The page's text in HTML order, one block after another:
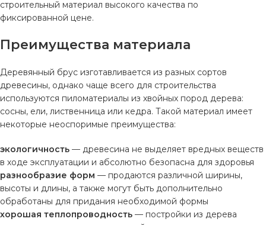
строительный материал высокого качества по
фиксированной цене.
Преимущества материала
Деревянный брус изготавливается из разных сортов
древесины, однако чаще всего для строительства
используются пиломатериалы из хвойных пород дерева:
сосны, ели, лиственница или кедра. Такой материал имеет
некоторые неоспоримые преимущества:
экологичность — древесина не выделяет вредных веществ
в ходе эксплуатации и абсолютно безопасна для здоровья
разнообразие форм — продаются различной ширины,
высоты и длины, а также могут быть дополнительно
обработаны для придания необходимой формы
хорошая теплопроводность — постройки из дерева